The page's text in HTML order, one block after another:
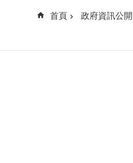
首頁 政府資訊公開